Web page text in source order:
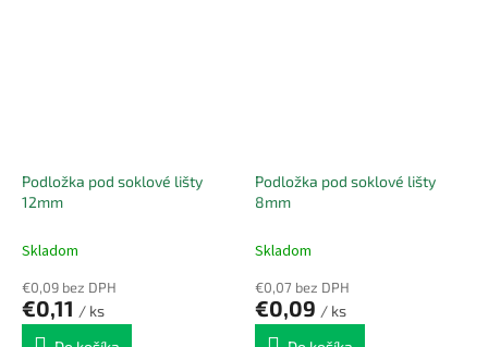
Podložka pod soklové lišty
12mm
Skladom
€0,09 bez DPH
€0,11 / ks
Podložka pod soklové lišty
8mm
Skladom
€0,07 bez DPH
€0,09 / ks